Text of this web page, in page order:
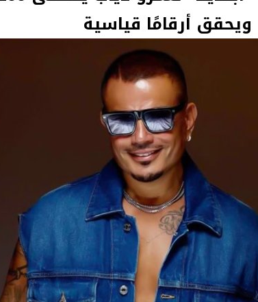
ويحقق أرقامًا قياسية